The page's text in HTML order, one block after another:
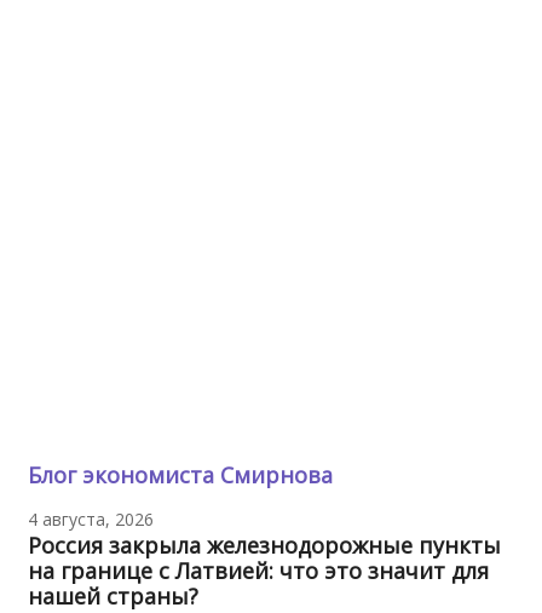
Блог экономиста Смирнова
4 августа, 2026
Россия закрыла железнодорожные пункты
на границе с Латвией: что это значит для
нашей страны?